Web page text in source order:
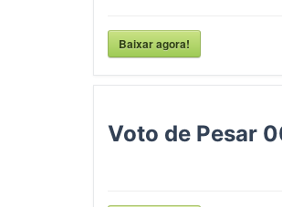
Baixar agora!
Voto de Pesar